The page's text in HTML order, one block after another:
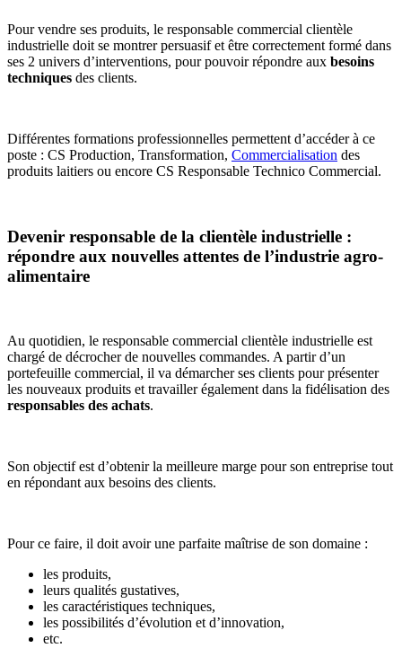
Pour vendre ses produits, le responsable commercial clientèle
industrielle doit se montrer persuasif et être correctement formé dans
ses 2 univers d’interventions, pour pouvoir répondre aux besoins
techniques des clients.
Différentes formations professionnelles permettent d’accéder à ce
poste : CS Production, Transformation, Commercialisation des
produits laitiers ou encore CS Responsable Technico Commercial.
Devenir responsable de la clientèle industrielle :
répondre aux nouvelles attentes de l’industrie agro-
alimentaire
Au quotidien, le responsable commercial clientèle industrielle est
chargé de décrocher de nouvelles commandes. A partir d’un
portefeuille commercial, il va démarcher ses clients pour présenter
les nouveaux produits et travailler également dans la fidélisation des
responsables des achats.
Son objectif est d’obtenir la meilleure marge pour son entreprise tout
en répondant aux besoins des clients.
Pour ce faire, il doit avoir une parfaite maîtrise de son domaine :
les produits,
leurs qualités gustatives,
les caractéristiques techniques,
les possibilités d’évolution et d’innovation,
etc.